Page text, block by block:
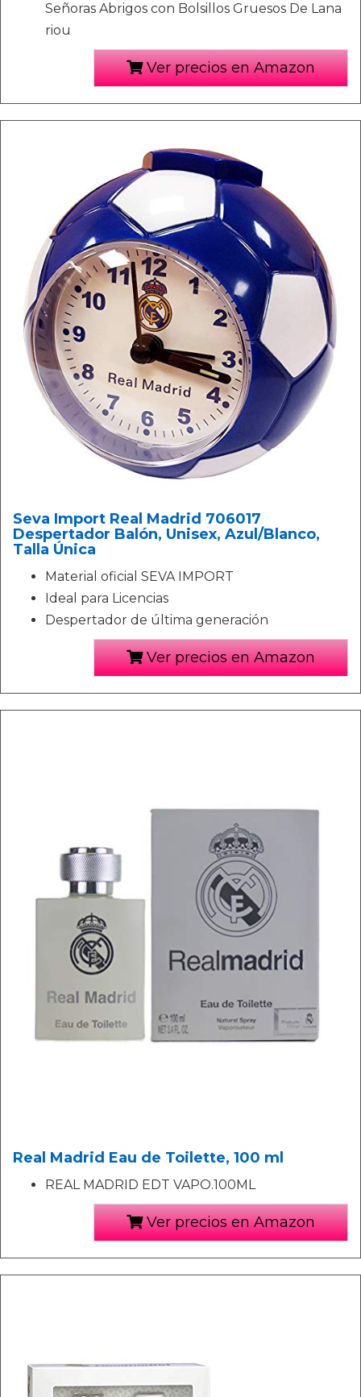
Señoras Abrigos con Bolsillos Gruesos De Lana
riou
Ver precios en Amazon
Seva Import Real Madrid 706017
Despertador Balón, Unisex, Azul/Blanco,
Talla Única
Material oficial SEVA IMPORT
Ideal para Licencias
Despertador de última generación
Ver precios en Amazon
Real Madrid Eau de Toilette, 100 ml
REAL MADRID EDT VAPO.100ML
Ver precios en Amazon